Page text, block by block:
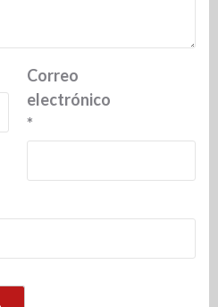
Correo
electrónico
*